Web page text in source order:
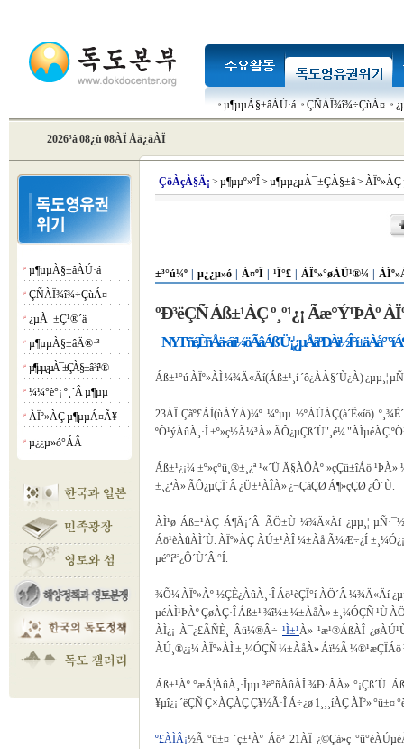
µ¶µµÀ§±âÀÚ·á ÇÑÀÏ¾î¾÷ÇùÁ¤
2026³â 08¿ù 08ÀÏ Åä¿äÀÏ
¡á µ¶µµÀ§±âÀÚ·á
¡á ÇÑÀÏ¾î¾÷ÇùÁ¤
¡á ¿µÀ¯±Ç¹®´ä
¡á µ¶µµÀ§±âÄ®·³
¡á µ¶µµ¿µÀ¯±ÇÀ§±â ³í¹®
¡á ¼¼°è°¡ º¸´Â µ¶µµ
¡á ÀÏº»ÀÇ µ¶µµÁ¤Ã¥
¡á µ¿¿µ»ó°­ÁÂ
ÇöÀçÀ§Ä¡ > µ¶µµº»ºÎ> µ¶µµ¿µÀ¯±ÇÀ§±â>
±³°ú¼º| µ¿¿µ»ó| Á¤ºÎ| ¹Î°£| ÀÏº»°øÀÛ¹®¼­|
ºÐ³ëÇÑ Áß±¹ÀÇ º¸º¹¿¡ Ãæ°Ý¹ÞÀº
NYT 'ñé, ÈñÅä·á ìí¼öÃâ Áß´Ü'¡¦ ¿µÅäºÐÀï ½Î°í ±äÀå°¨
Áß±¹°ú ÀÏº»ÀÌ ¼¾Ä«Äí(Áß±¹¸í ´ô¿ÀÀ§´Ù¿À) ¿­µµ¸¦
23ÀÏ Çãº£ÀÌ(ùÁÝÁ)¼º ¼ºµµ ½ºÀÚÁÇ(à´Ê«íö)
ºÒ¹ýÀûÀ¸·Î ±º»ç½Ã¼³À» ÃÔ¿µÇß´Ù"¸é¼­ "ÀÌµéÀÇ
Áß±¹¿¡¼­ ±º»ç°ü¸®±¸¿ª ¹«´Ü Ä§ÀÔÀº »çÇü±îÁö ¹ÞÀ»
±¸¿ªÀ» ÃÔ¿µÇÏ´Â ¿Ü±¹ÀÎÀ» ¿¬ÇàÇØ Á¶»çÇØ ¿Ô´Ù.
ÀÌ¹ø Áß±¹ÀÇ Á¶Ä¡´Â ÃÖ±Ù ¼¾Ä«Äí ¿­µµ¸¦
Áö¹èÀûÀÌ´Ù. ÀÏº»ÀÇ ÀÚ±¹ÀÎ ¼±Àå Ã¼Æ÷¿Í ±¸¼Ó¿¡
µé°í³ª¿Ô´Ù´Â °Í.
¾Õ¼­ ÀÏº»Àº ½ÇÈ¿ÀûÀ¸·Î Áö¹èÇÏ°í ÀÖ´Â ¼¾Ä«Äí
µéÀÌ¹ÞÀº ÇøÀÇ·Î Áß±¹ ¾î¼± ¼±ÀåÀ» ±¸¼ÓÇÑ ¹Ù
ÀÌ¿¡ À¯¿£ÃÑÈ¸ Âü¼®Â÷ ¹Ì±¹À» ¹æ¹®ÁßÀÎ
ÀÚ¸®¿¡¼­ ÀÏº»ÀÌ ±¸¼ÓÇÑ ¼±ÀåÀ» Áï½Ã ¼®¹æÇÏÁö
Áß±¹Àº °æÁ¦ÀûÀ¸·Îµµ ³ë°ñÀûÀÎ ¾Ð·ÂÀ» °¡Çß´Ù.
¥µî¿¡ ´ëÇÑ Ç×ÀÇÀÇ Ç¥½Ã·Î Á÷¿ø 1¸¸¸íÀÇ ÀÏº» °ü±¤
º£ÀÌÂ¡½Ã °ü±¤ ´ç±¹Àº Áö³­ 21ÀÏ ¿©Çà»ç